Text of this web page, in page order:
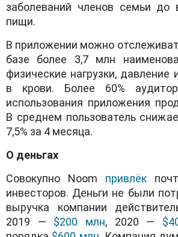
заболеваний членов семьи до
пищи.
В приложении можно
базе более 3,7 млн
физические нагрузки, давление
в крови. Более 60%
использования приложения
В среднем пользователь
7,5% за 4 месяца.
О деньгах
Совокупно Noom привлёк
инвесторов. Деньги не были
выручка компании
2019 — $200 млн, 2020 —